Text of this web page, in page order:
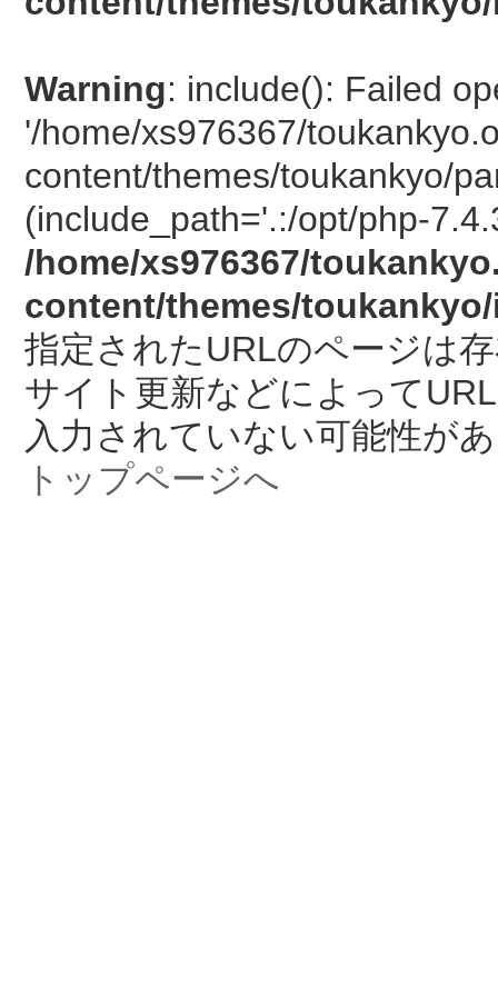
Warning: include(): Failed
'/home/xs976367/
content/themes/toukankyo/
(include_path='.:/opt/php-
/home/xs976367/
content/themes/
指定されたURLのページは
サイト更新などによって
入力されていない可能性が
トップページへ